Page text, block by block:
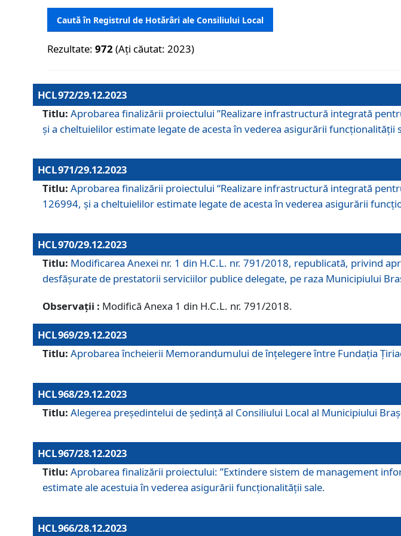
Caută în Registrul de Hotărâri ale Consiliului Local
Rezultate:972 (Ați căutat: 2023)
HCL 972/29.12.2023
Titlu: Aprobarea finalizării proiectului ”Realizare infrastructură integrată
și a cheltuielilor estimate legate de acesta în vederea asigurării funcționalității
HCL 971/29.12.2023
Titlu: Aprobarea finalizării proiectului “Realizare infrastructură integrată
126994, și a cheltuielilor estimate legate de acesta în vederea asigurării
HCL 970/29.12.2023
Titlu: Modificarea Anexei nr. 1 din H.C.L. nr. 791/2018, republicată, privind
desfășurate de prestatorii serviciilor publice delegate, pe raza Municipiului
Observații : Modifică Anexa 1 din H.C.L. nr. 791/2018.
HCL 969/29.12.2023
Titlu: Aprobarea încheierii Memorandumului de înțelegere între Fundația
HCL 968/29.12.2023
Titlu: Alegerea preşedintelui de şedinţă al Consiliului Local al Municipiului
HCL 967/28.12.2023
Titlu: Aprobarea finalizării proiectului: ”Extindere sistem de management
estimate ale acestuia în vederea asigurării funcționalității sale.
HCL 966/28.12.2023